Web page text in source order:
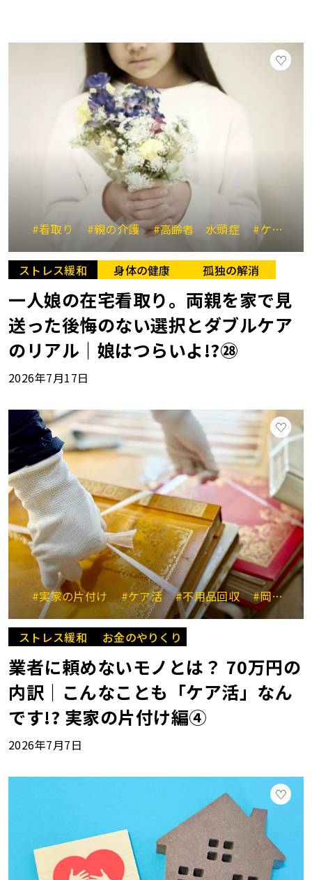
#看取り #親の介護 #高齢者 水頭症 #ケアマネジャー
ストレス緩和 身体の健康 孤独の解消
一人娘の在宅看取り。両親を家で見
送った後悔のない選択とダブルケア
のリアル｜娘はつらいよ!?㉘
2026年7月17日
#実家の片付け #ケア活 #不用品回収 #岡崎杏里
ストレス緩和 お金のやりくり
業者に頼めないモノとは？ 70万円の
内訳｜こんなことも「ケア活」なん
です!? 実家の片付け編④
2026年7月7日